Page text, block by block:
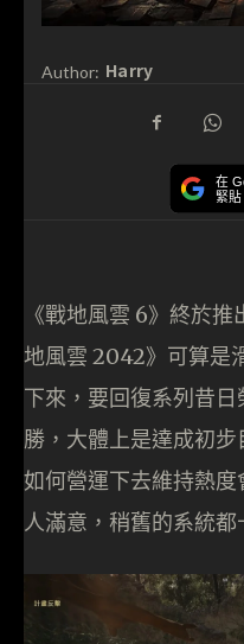
Author: Harry
在
緊
《戰地風雲 6》終於
地風雲 2042》可算是
下來，要回復系列昔
勝，大體上是達成初步
如何營運下去維持熱
人滿意，稍舊的系統都